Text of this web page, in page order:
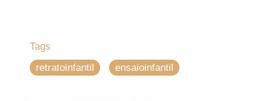
Tags
retratoinfantil
ensaioinfantil